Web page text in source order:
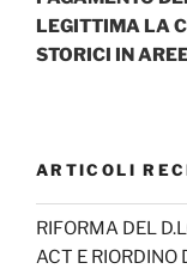
LEGITTIMA LA
STORICI IN
ARTICOLI
RIFORMA DEL
ACT E RIORDINO